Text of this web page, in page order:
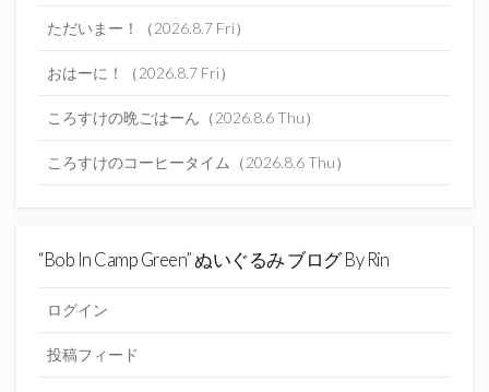
ただいまー！（2026.8.7 Fri）
おはーに！（2026.8.7 Fri）
ころすけの晩ごはーん（2026.8.6 Thu）
ころすけのコーヒータイム（2026.8.6 Thu）
“Bob In Camp Green” ぬいぐるみ ブログ By Rin
ログイン
投稿フィード